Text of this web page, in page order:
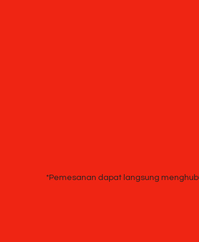
*Pemesanan dapat langsung